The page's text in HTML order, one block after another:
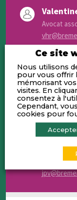
Avocat
CONTACTS
Thibault
Notaire
Jean-
Avocat
Ce site
Nous utilisons
pour vous offrir
mémorisant
visites. En
consentez à
Cependant,
cookies pour